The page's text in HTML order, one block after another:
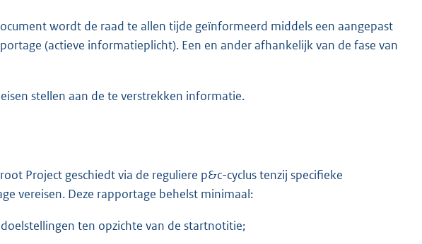
wordt de raad te allen tijde geïnformeerd middels een aangepast
(actieve informatieplicht). Een en ander afhankelijk van de fase van
stellen aan de te verstrekken informatie.
Project geschiedt via de reguliere p&c-cyclus tenzij specifieke
vereisen. Deze rapportage behelst minimaal:
ten opzichte van de startnotitie;